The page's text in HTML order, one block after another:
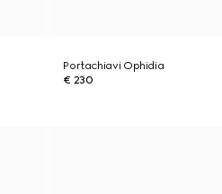
Portachiavi Ophidia
€ 230